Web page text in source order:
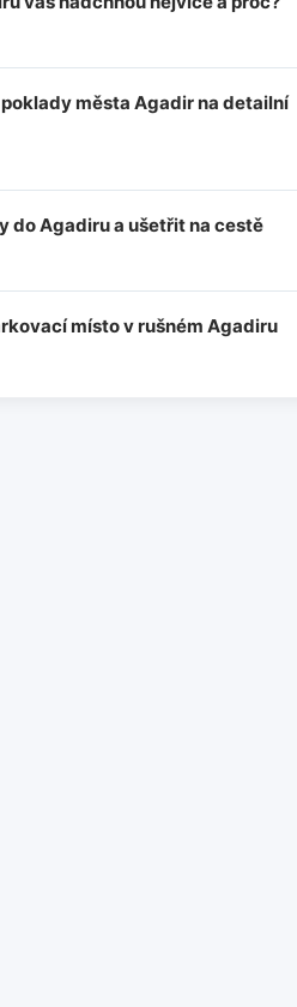
města Agadir na detailní
do Agadiru a ušetřit na cestě
místo v rušném Agadiru